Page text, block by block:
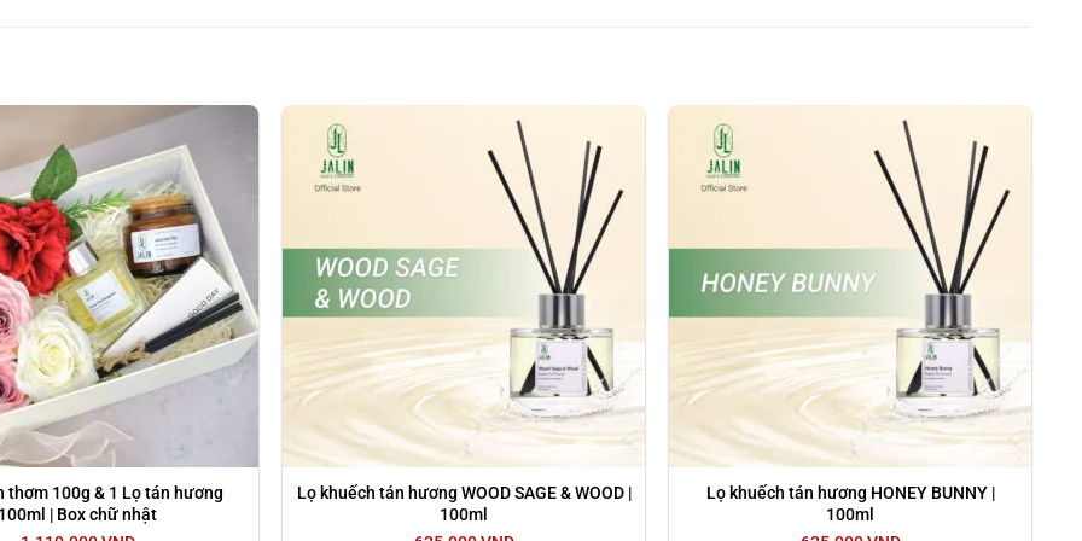
và Mỹ.
hoa được sử dụng để tạo một mùi thơm dễ chịu trong không gian sống, như phòng khách, phòng ngủ, văn phòng,
mùi hôi thuốc, mùi thức ăn hay mùi hôi trong phòng, mùi ẩm mốc…
thơm 100g & 1 Lọ tán hương
100ml | Box chữ nhật
Lọ khuếch tán hương WOOD SAGE & WOOD |
100ml
Lọ khuếch tán hương HONEY BUNNY |
100ml